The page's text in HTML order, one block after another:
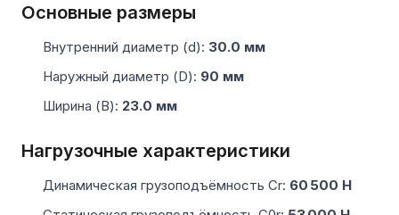
Основные размеры
Внутренний диаметр (d): 30.0 мм
Наружный диаметр (D): 90 мм
Ширина (B): 23.0 мм
Нагрузочные характеристики
Динамическая грузоподъёмность Cr: 60 500 Н